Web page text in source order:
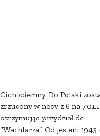
Cichociemny. Do Polski
zrzucony w nocy z 6 na
otrzymując przydział do
“Wachlarza”. Od jesieni 1943